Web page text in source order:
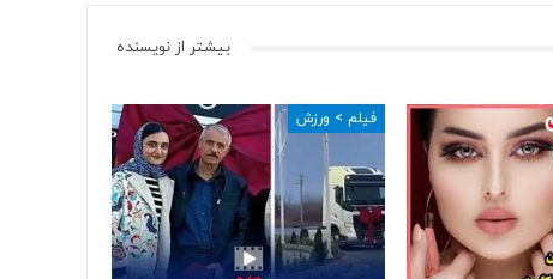
بیشتر از نویسنده
فیلم > ورزش